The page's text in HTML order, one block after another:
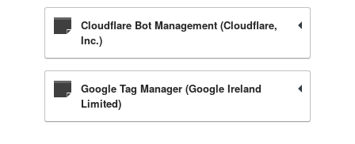
Cloudflare Bot Management (Cloudflare,
Inc.)
Google Tag Manager (Google Ireland
Limited)